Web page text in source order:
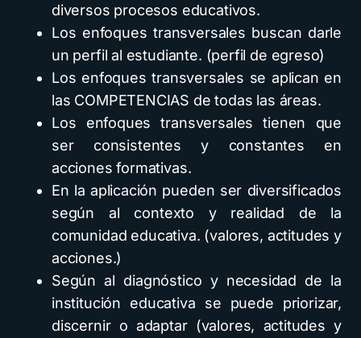
diversos procesos educativos.
Los enfoques transversales buscan darle
un perfil al estudiante. (perfil de egreso)
Los enfoques transversales se aplican en
las COMPETENCIAS de todas las áreas.
Los enfoques transversales tienen que
ser consistentes y constantes en
acciones formativas.
En la aplicación pueden ser diversificados
según al contexto y realidad de la
comunidad educativa. (valores, actitudes y
acciones.)
Según al diagnóstico y necesidad de la
institución educativa se puede priorizar,
discernir o adaptar (valores, actitudes y